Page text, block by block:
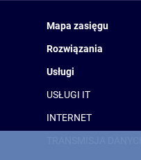
Mapa zasięgu
Rozwiązania
Usługi
USŁUGI IT
INTERNET